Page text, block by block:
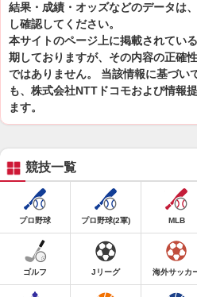
結果・成績・オッズなどのデータは
し確認してください。
本サイトのページ上に掲載されてい
期しておりますが、その内容の正確
ではありません。 当該情報に基づい
も、株式会社NTTドコモおよび情報
ます。
競技一覧
プロ野球 プロ野球(2軍) MLB
ゴルフ Jリーグ 海外サッカ